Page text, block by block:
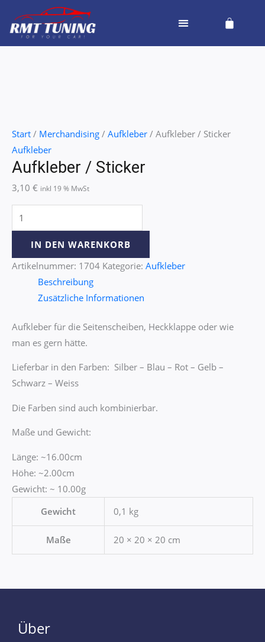
Inhalt
springen
Cart
Start / Merchandising / Aufkleber / Aufkleber / Sticker
Aufkleber
Aufkleber / Sticker
3,10 € inkl 19 % MwSt
Menge
IN DEN WARENKORB
Artikelnummer: 1704 Kategorie: Aufkleber
Beschreibung
Zusätzliche Informationen
Aufkleber für die Seitenscheiben, Heckklappe oder wie
man es gern hätte.
Lieferbar in den Farben: Silber – Blau – Rot – Gelb –
Schwarz – Weiss
Die Farben sind auch kombinierbar.
Maße und Gewicht:
Länge: ~16.00cm
Höhe: ~2.00cm
Gewicht: ~ 10.00g
Gewicht
0,1 kg
Maße 20 × 20 × 20 cm
Über